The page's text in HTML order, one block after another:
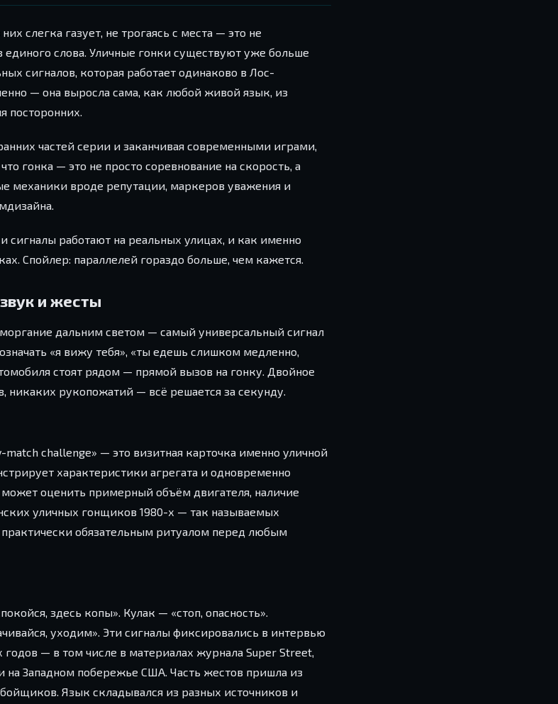
слегка газует, не трогаясь с места — это не
слова. Уличные гонки существуют уже больше
сигналов, которая работает одинаково в Лос-
— она выросла сама, как любой живой язык, из
посторонних.
частей серии и заканчивая современными играми,
гонка — это не просто соревнование на скорость, а
механики вроде репутации, маркеров уважения и
сигналы работают на реальных улицах, и как именно
Спойлер: параллелей гораздо больше, чем кажется.
и жесты
дальним светом — самый универсальный сигнал
«я вижу тебя», «ты едешь слишком медленно,
стоят рядом — прямой вызов на гонку. Двойное
никаких рукопожатий — всё решается за секунду.
challenge» — это визитная карточка именно уличной
характеристики агрегата и одновременно
оценить примерный объём двигателя, наличие
уличных гонщиков 1980-х — так называемых
практически обязательным ритуалом перед любым
здесь копы». Кулак — «стоп, опасность».
уходим». Эти сигналы фиксировались в интервью
— в том числе в материалах журнала Super Street,
на Западном побережье США. Часть жестов пришла из
Язык складывался из разных источников и